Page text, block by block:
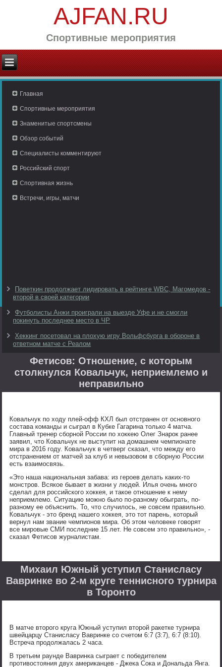
AJFAN.RU
Спортивные мероприятия
Главная
Спортивные мероприятия
Знаменитые спортсмены
Обзор событий
Специалисты комментируют
Российский спорт
Спортивная жизнь
Встречи, игры, матчи
Поветкин продолжает лидировать в рейтинге WBC, Магомедов -
второй в своей категории
Футболисты Анжи проиграли на выезде Уфе и не смогли
покинуть последнее место в ЧР
Хеккинг посетовал на плохую игру Вольфсбурга в обороне в
ответном матче с Реалом
Фетисов: Отношение, с которым
столкнулся Ковальчук, неприемлемо и
неправильно
Ковальчук по ходу плей-офф КХЛ был отстранен от основного
состава команды и сыграл в Кубке Гагарина только 4 матча.
Главный тренер сборной России по хоккею Олег Знарок ранее
заявил, что Ковальчук не выступит на домашнем чемпионате
мира в 2016 году. Ковальчук в четверг сказал, что между его
отстранением от матчей за клуб и невызовом в сборную России
есть взаимосвязь.
«Это наша национальная забава: из героев делать каких-то
монстров. Всякое бывает в жизни у людей. Илья очень много
сделал для российского хоккея, и такое отношение к нему
неприемлемо. Ситуацию можно было по-разному обыграть, по-
разному ее объяснить. То, что случилось, не совсем правильно.
Ковальчук - это бренд нашего хоккея, это тот парень, который
вернул нам звание чемпионов мира. Об этом человеке говорят
все мировые СМИ последние 15 лет. Не совсем это правильно», -
сказал Фетисов журналистам.
Михаил Южный уступил Станисласу
Вавринке во 2-м круге теннисного турнира
в Торонто
В матче второго круга Южный уступил второй ракетке турнира
швейцарцу Станисласу Вавринке со счетом 6:7 (3:7), 6:7 (8:10).
Встреча продолжалась 2 часа.
В третьем раунде Вавринка сыграет с победителем
противостояния двух американцев - Джека Сока и Дональда Янга.